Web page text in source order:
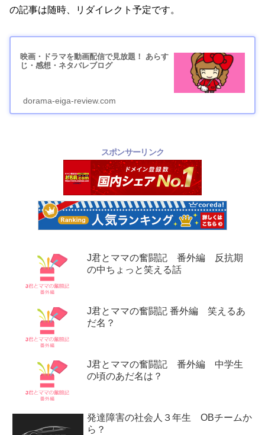
の記事は随時、リダイレクト予定です。
映画・ドラマを動画配信で見放題！ あらす
じ・感想・ネタバレブログ
dorama-eiga-review.com
スポンサーリンク
J君とママの奮闘記 番外編 反抗期
の中ちょっと笑える話
J君とママの奮闘記 番外編 笑えるあ
だ名？
J君とママの奮闘記 番外編 中学生
の頃のあだ名は？
発達障害の社会人３年生 OBチームか
ら？